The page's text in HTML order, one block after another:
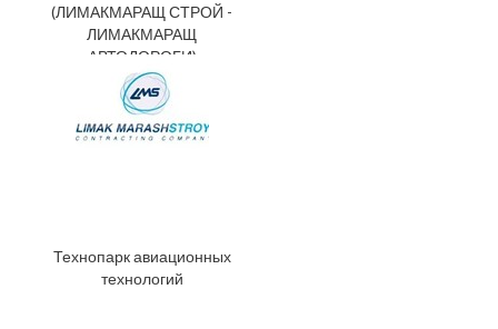
(ЛИМАКМАРАЩ СТРОЙ -
ЛИМАКМАРАЩ
АВТОДОРОГИ)
Технопарк авиационных
технологий